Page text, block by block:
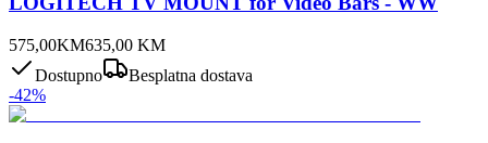
575,00KM635,00 KM
Dostupno
Besplatna dostava
-42%